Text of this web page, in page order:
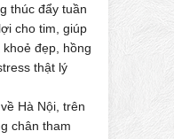
thúc đẩy tuần
cho tim, giúp
đẹp, hồng
thật lý
Hà Nội, trên
chân tham